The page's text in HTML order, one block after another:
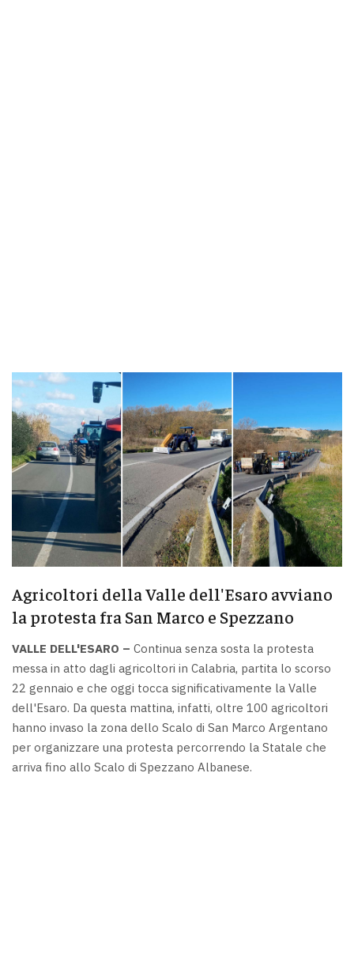
Agricoltori della Valle dell'Esaro avviano
la protesta fra San Marco e Spezzano
VALLE DELL'ESARO – Continua senza sosta la protesta
messa in atto dagli agricoltori in Calabria, partita lo scorso
22 gennaio e che oggi tocca significativamente la Valle
dell'Esaro. Da questa mattina, infatti, oltre 100 agricoltori
hanno invaso la zona dello Scalo di San Marco Argentano
per organizzare una protesta percorrendo la Statale che
arriva fino allo Scalo di Spezzano Albanese.